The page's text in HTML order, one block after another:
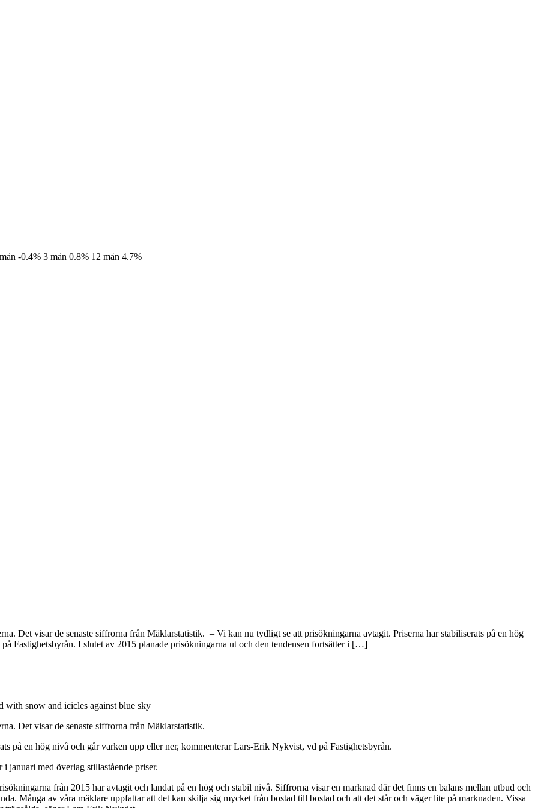
-0.4% 3 mån 0.8% 12 mån 4.7%
Det visar de senaste siffrorna från Mäklarstatistik. – Vi kan nu tydligt se att prisökningarna avtagit. Priserna har stabiliserats på en hög
Fastighetsbyrån. I slutet av 2015 planade prisökningarna ut och den tendensen fortsätter i […]
Det visar de senaste siffrorna från Mäklarstatistik.
på en hög nivå och går varken upp eller ner, kommenterar Lars-Erik Nykvist, vd på Fastighetsbyrån.
januari med överlag stillastående priser.
från 2015 har avtagit och landat på en hög och stabil nivå. Siffrorna visar en marknad där det finns en balans mellan utbud och
Många av våra mäklare uppfattar att det kan skilja sig mycket från bostad till bostad och att det står och väger lite på marknaden. Vissa